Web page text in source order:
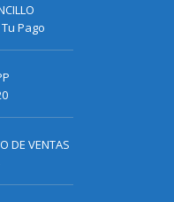
Pago
DE VENTAS